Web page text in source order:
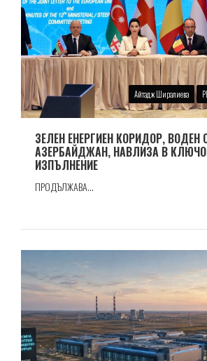
Айтадж Ширалиева
ЗЕЛЕН ЕНЕРГИЕН КОРИДОР, ВОДЕН
АЗЕРБАЙДЖАН, НАВЛИЗА В
ИЗПЪЛНЕНИЕ
ПРОДЪЛЖАВА...